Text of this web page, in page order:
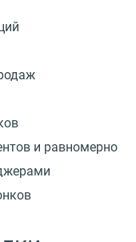
и равномерно